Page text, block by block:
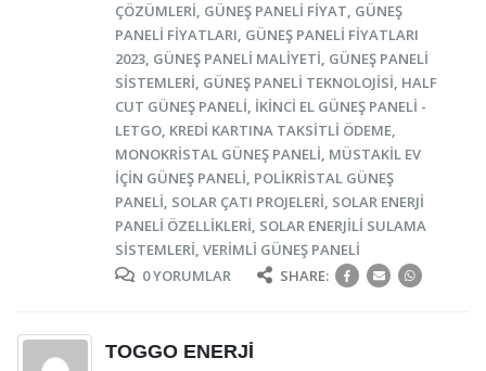
ÇÖZÜMLERI, GÜNEŞ PANELI FIYAT, GÜNEŞ
PANELI FIYATLARI, GÜNEŞ PANELI FIYATLARI
2023, GÜNEŞ PANELI MALIYETI, GÜNEŞ PANELI
SISTEMLERI, GÜNEŞ PANELI TEKNOLOJISI, HALF
CUT GÜNEŞ PANELI, IKINCI EL GÜNEŞ PANELI -
LETGO, KREDI KARTINA TAKSITLI ÖDEME,
MONOKRISTAL GÜNEŞ PANELI, MÜSTAKIL EV
IÇIN GÜNEŞ PANELI, POLIKRISTAL GÜNEŞ
PANELI, SOLAR ÇATI PROJELERI, SOLAR ENERJI
PANELI ÖZELLIKLERI, SOLAR ENERJILI SULAMA
SISTEMLERI, VERIMLI GÜNEŞ PANELI
0 YORUMLAR
SHARE:
TOGGO ENERJI